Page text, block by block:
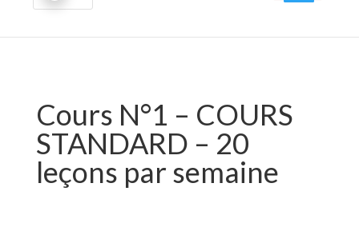
Cours N°1 – COURS
STANDARD – 20
leçons par semaine